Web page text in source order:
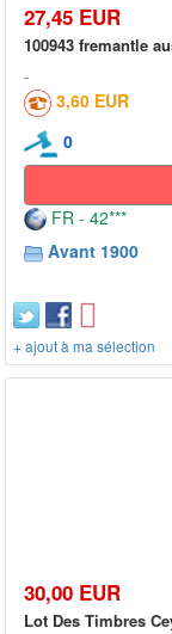
27,45 EUR
100943 fremantle
3,60 EUR
0
FR - 42***
Avant 1900
+ ajout à ma sélection
30,00 EUR
Lot Des Timbres